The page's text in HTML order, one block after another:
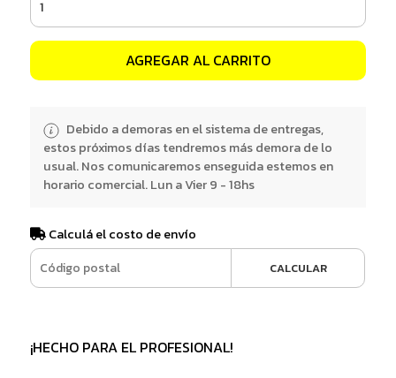
AGREGAR AL CARRITO
Debido a demoras en el sistema de entregas,
estos próximos días tendremos más demora de lo
usual. Nos comunicaremos enseguida estemos en
horario comercial. Lun a Vier 9 - 18hs
Calculá el costo de envío
CALCULAR
¡HECHO PARA EL PROFESIONAL!